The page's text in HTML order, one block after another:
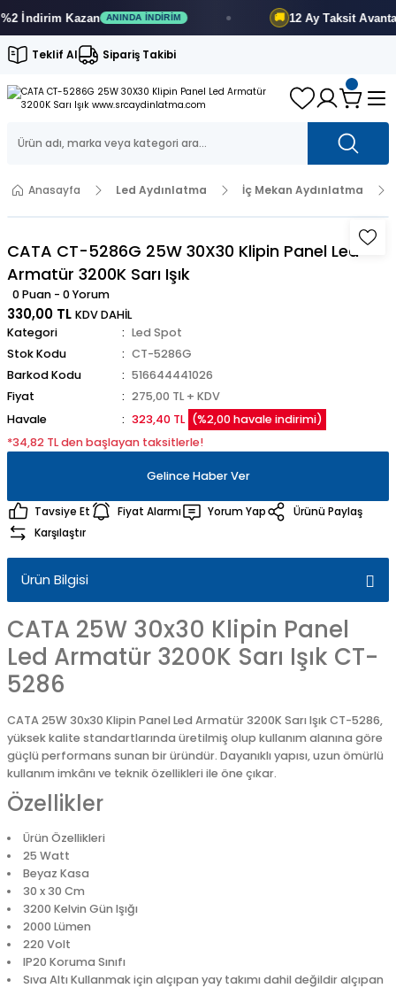
İndirimKazan ANINDA İNDIRIM 12 Ay Taksit Avantajı
Teklif Al Sipariş Takibi
Anasayfa Led Aydınlatma İç Mekan Aydınlatma
CATA CT-5286G 25W 30X30 Klipin Panel Led
Armatür 3200K Sarı Işık
0 Puan - 0 Yorum
330,00 TL KDV DAHİL
Kategori
Led Spot
Stok Kodu
CT-5286G
Barkod Kodu
516644441026
Fiyat
275,00 TL + KDV
Havale
323,40 TL (%2,00 havale indirimi)
*34,82 TL den başlayan taksitlerle!
Gelince Haber Ver
Tavsiye Et Fiyat Alarmı Yorum Yap
Ürünü Paylaş
Karşılaştır
Ürün Bilgisi
CATA 25W 30x30 Klipin Panel
Led Armatür 3200K Sarı Işık CT-
5286
CATA 25W 30x30 Klipin Panel Led Armatür 3200K Sarı Işık CT-5286,
yüksek kalite standartlarında üretilmiş olup kullanım alanına göre
güçlü performans sunan bir üründür. Dayanıklı yapısı, uzun ömürlü
kullanım imkânı ve teknik özellikleri ile öne çıkar.
Özellikler
Ürün Özellikleri
25 Watt
Beyaz Kasa
30 x 30 Cm
3200 Kelvin Gün Işığı
2000 Lümen
220 Volt
IP20 Koruma Sınıfı
Sıva Altı Kullanmak için alçıpan yay takımı dahil değildir alçıpan